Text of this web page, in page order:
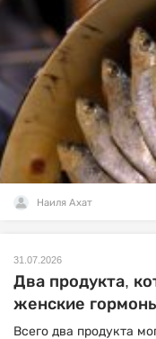
Наиля Ахат
31.07.2026
Два продукта,
женские
Всего два продукта